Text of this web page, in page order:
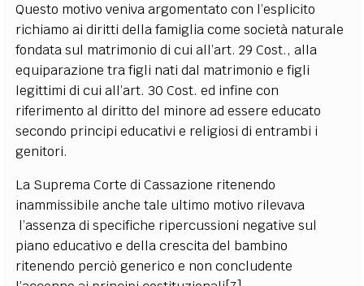
Questo motivo veniva argomentato con l’esplicito
richiamo ai diritti della famiglia come società naturale
fondata sul matrimonio di cui all’art. 29 Cost., alla
equiparazione tra figli nati dal matrimonio e figli
legittimi di cui all’art. 30 Cost. ed infine con
riferimento al diritto del minore ad essere educato
secondo principi educativi e religiosi di entrambi i
genitori.
La Suprema Corte di Cassazione ritenendo
inammissibile anche tale ultimo motivo rilevava
l’assenza di specifiche ripercussioni negative sul
piano educativo e della crescita del bambino
ritenendo perciò generico e non concludente